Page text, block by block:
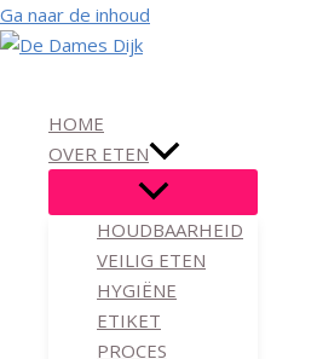
Ga naar de inhoud
HOME
OVER ETEN
HOUDBAARHEID
VEILIG ETEN
HYGIËNE
ETIKET
PROCES